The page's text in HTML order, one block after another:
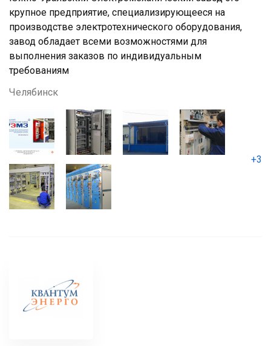
крупное предприятие, специализирующееся на
производстве электротехнического оборудования,
завод обладает всеми возможностями для
выполнения заказов по индивидуальным
требованиям
Челябинск
+3